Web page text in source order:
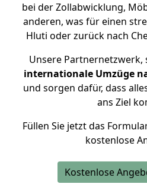
bei der Zollabwicklung,
anderen, was für einen
Hluti oder zurück nach
Unsere Partnernetzwerk,
internationale Umzüge
und sorgen dafür, dass
ans Ziel
Füllen Sie jetzt das
kostenlose
Kostenlose